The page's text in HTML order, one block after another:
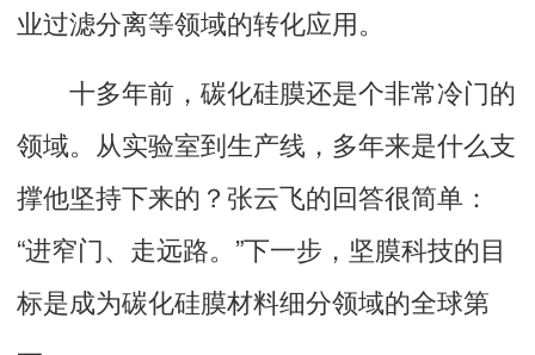
业过滤分离等领域的转化应用。
十多年前，碳化硅膜还是个非常冷门的
领域。从实验室到生产线，多年来是什么支
撑他坚持下来的？张云飞的回答很简单：
“进窄门、走远路。”下一步，坚膜科技的目
标是成为碳化硅膜材料细分领域的全球第